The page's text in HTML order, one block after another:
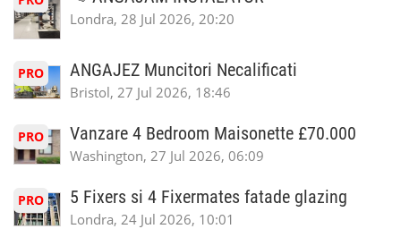
Londra, 28 Jul 2026, 20:20
PRO ANGAJEZ Muncitori Necalificati
Bristol, 27 Jul 2026, 18:46
PRO Vanzare 4 Bedroom Maisonette £70.000
Washington, 27 Jul 2026, 06:09
PRO 5 Fixers si 4 Fixermates fatade glazing
Londra, 24 Jul 2026, 10:01